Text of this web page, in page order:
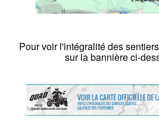
Pour voir l'intégralité des
sur la bannière ci-